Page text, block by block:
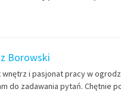
Borowski
i pasjonat pracy w
do zadawania pytań. Chętnie